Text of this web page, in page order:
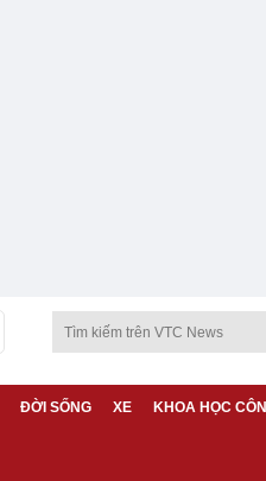
ĐỜI SỐNG XE KHOA HỌC